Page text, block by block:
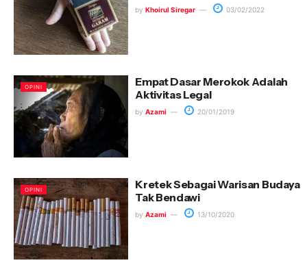
by Khoirul Siregar 03/02/2022
OPINI
Empat Dasar Merokok Adalah
Aktivitas Legal
by Azami 20/01/2019
OPINI
Kretek Sebagai Warisan Budaya
Tak Bendawi
by Azami 13/10/2020